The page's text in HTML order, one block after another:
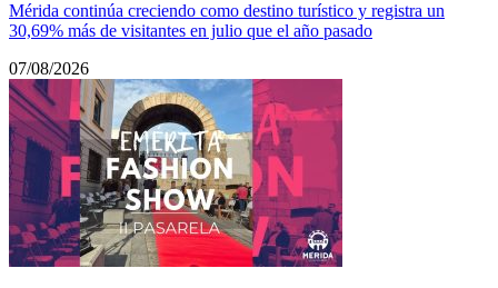
Mérida continúa creciendo como destino turístico y registra un
30,69% más de visitantes en julio que el año pasado
07/08/2026